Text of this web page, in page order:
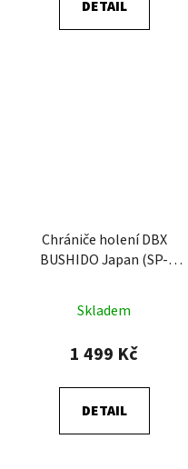
DETAIL
Chrániče holení DBX
BUSHIDO Japan (SP-
Skladem
1 499 Kč
DETAIL